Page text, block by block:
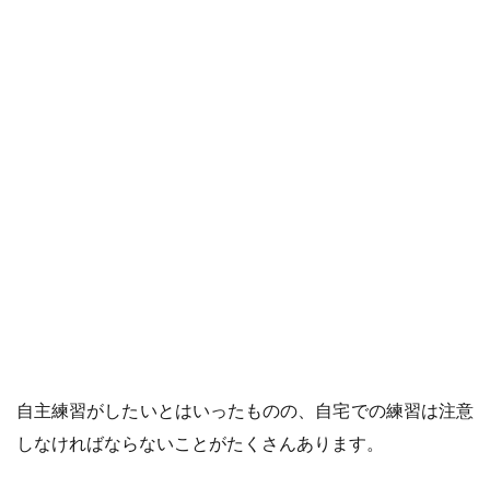
自主練習がしたいとはいったものの、自宅での練習は注意
しなければならないことがたくさんあります。